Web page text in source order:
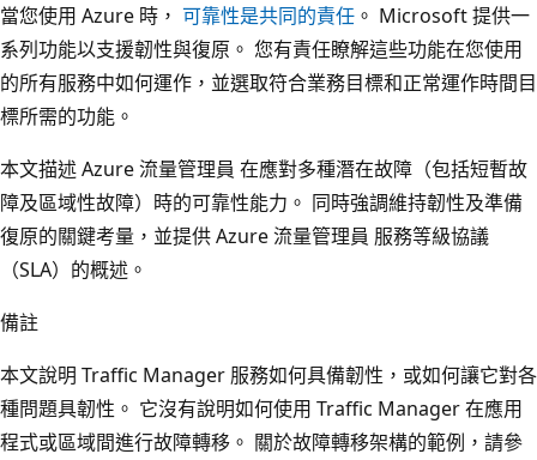
當您使用 Azure 時， 可靠性是共同的責任 。 Microsoft 提供一
系列功能以支援韌性與復原。 您有責任瞭解這些功能在您使用
的所有服務中如何運作，並選取符合業務目標和正常運作時間目
標所需的功能。
本文描述 Azure 流量管理員 在應對多種潛在故障（包括短暫故
障及區域性故障）時的可靠性能力。 同時強調維持韌性及準備
復原的關鍵考量，並提供 Azure 流量管理員 服務等級協議
（SLA）的概述。
備註
本文說明 Traffic Manager 服務如何具備韌性，或如何讓它對各
種問題具韌性。 它沒有說明如何使用 Traffic Manager 在應用
程式或區域間進行故障轉移。 關於故障轉移架構的範例，請參